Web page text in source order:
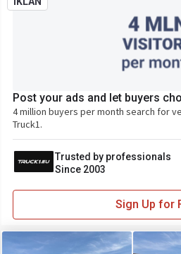
Post your ads and let buyers
4 million buyers per month search for
Truck1.
Trusted by professionals
Since 2003
Sign Up for